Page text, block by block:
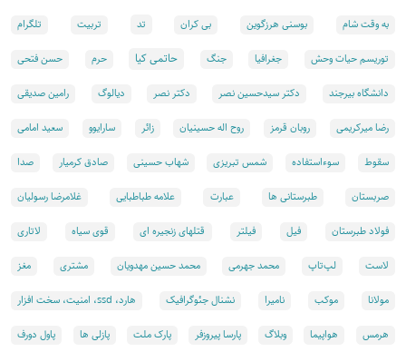
به وقت شام بوسنی هرزگوین بی کران تد تربیت تلگرام
توریسم حیات وحش جغرافیا جنگ حاتمی کیا حرم حسن فتحی
دانشگاه بیرجند دکتر سیدحسین نصر دکتر نصر دیالوگ رامین صدیقی
رضا میرکریمی روبان قرمز روح اله حسینیان زائر سارایوو سعید امامی
سقوط سوءاستفاده شمس تبریزی شهاب حسینی صادق کرمیار صدا
صربستان طبرستانی ها عبارت علامه طباطبایی غلامرضا رسولیان
فولاد طبرستان فیل فیلتر قتلهای زنجیره ای قوی سیاه لاتاری
لاست لپ‌تاپ محمد جهرمی محمد حسین مهدویان مشتری مغز
مولانا موکب نامیرا نشنال جئوگرافیک هارد، ssd، امنيت، سخت افزار
هرمس هواپيما وبلاگ پارسا پیروزفر پارک ملت پازلی ها پاول دورف